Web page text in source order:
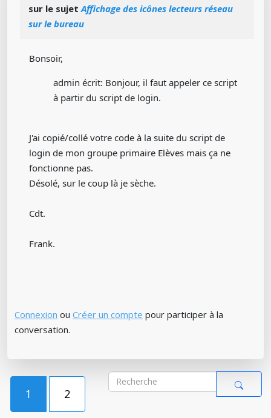
sur le sujet Affichage des icônes lecteurs réseau
sur le bureau
Bonsoir,
admin écrit: Bonjour, il faut appeler ce script
à partir du script de login.
J'ai copié/collé votre code à la suite du script de
login de mon groupe primaire Elèves mais ça ne
fonctionne pas.
Désolé, sur le coup là je sèche.
Cdt.
Frank.
Connexion ou Créer un compte pour participer à la
conversation.
1 2